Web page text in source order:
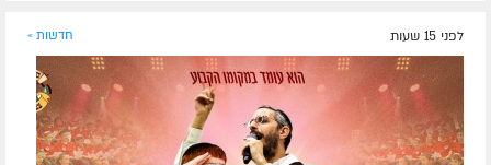
לפני 15 שעות חדשות »